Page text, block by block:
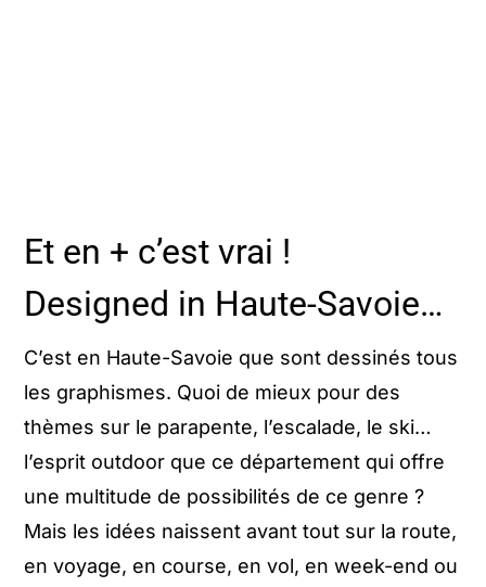
Et en + c’est vrai !
Designed in Haute-Savoie…
C’est en Haute-Savoie que sont dessinés tous
les graphismes. Quoi de mieux pour des
thèmes sur le parapente, l’escalade, le ski…
l’esprit outdoor que ce département qui offre
une multitude de possibilités de ce genre ?
Mais les idées naissent avant tout sur la route,
en voyage, en course, en vol, en week-end ou